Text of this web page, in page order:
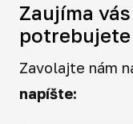
Zaujíma
Zavolajte nám
napíšte: